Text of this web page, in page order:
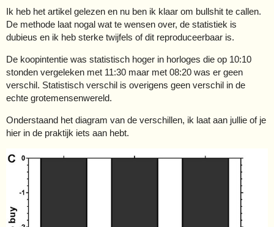
Ik heb het artikel gelezen en nu ben ik klaar om bullshit te callen.
De methode laat nogal wat te wensen over, de statistiek is
dubieus en ik heb sterke twijfels of dit reproduceerbaar is.
De koopintentie was statistisch hoger in horloges die op 10:10
stonden vergeleken met 11:30 maar met 08:20 was er geen
verschil. Statistisch verschil is overigens geen verschil in de
echte grotemensenwereld.
Onderstaand het diagram van de verschillen, ik laat aan jullie of je
hier in de praktijk iets aan hebt.